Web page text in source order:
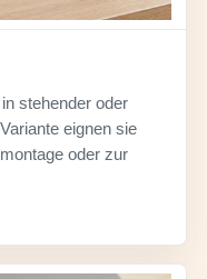
stehender oder
eignen sie
oder zur